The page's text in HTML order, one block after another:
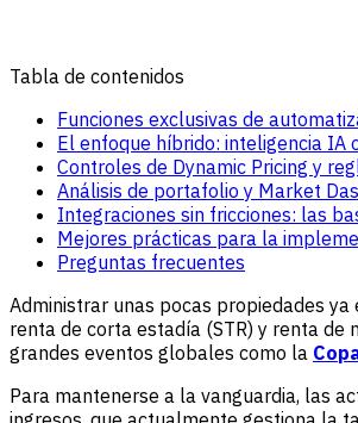
Tabla de contenidos
Funciones exclusivas de
El enfoque híbrido: inteligencia IA
Controles de Dynamic Pricing y
Análisis de portafolio y Market
Integraciones sin fricciones: las
Mejores prácticas para la
Preguntas frecuentes
Administrar unas pocas propiedades
renta de corta estadía (STR) y renta de
grandes eventos globales como la
Para mantenerse a la vanguardia, las